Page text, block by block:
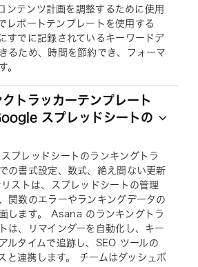
ンテンツ計画を調整するために使用
レポートテンプレートを使用する
すでに記録されているキーワードデ
るため、時間を節約でき、フォーマ
。
トラッカーテンプレート
スプレッドシートの
プレッドシートのランキングトラ
の書式設定、数式、絶え間ない更新
ストは、スプレッドシートの管理
関数のエラーやランキングデータの
します。 Asana のランキングトラ
は、リマインダーを自動化し、キー
ルタイムで追跡し、SEO ツールの
と連携します。 チームはダッシュボ